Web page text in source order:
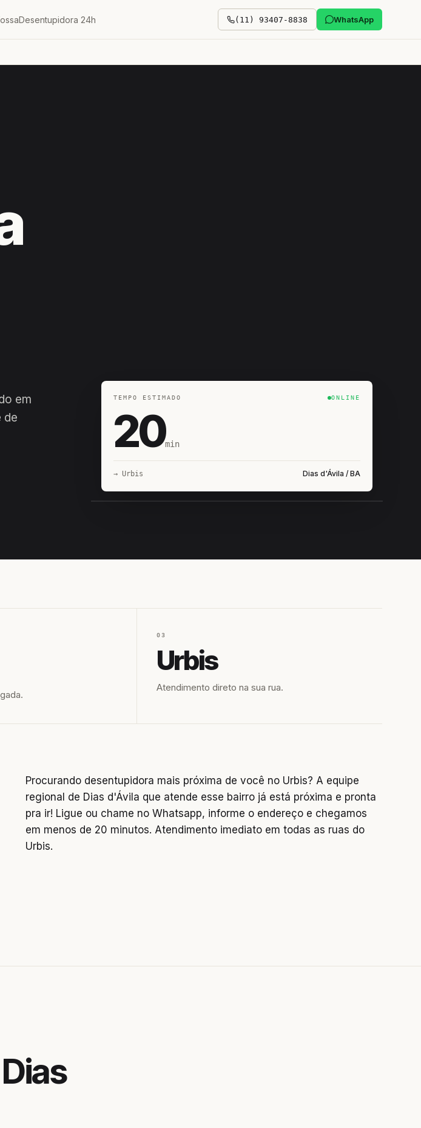
Desentupidora 24h (11) 93407-8838 WhatsApp
em
de
TEMPO ESTIMADO ONLINE
20min
→ Urbis Dias d'Ávila / BA
03
Urbis
Atendimento direto na sua rua.
Procurando desentupidora mais próxima de você no Urbis? A equipe
regional de Dias d'Ávila que atende esse bairro já está próxima e pronta
pra ir! Ligue ou chame no Whatsapp, informe o endereço e chegamos
em menos de 20 minutos. Atendimento imediato em todas as ruas do
Urbis.